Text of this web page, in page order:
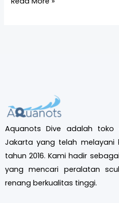
Aquanots Dive adalah
Jakarta yang telah melayani
tahun 2016. Kami hadir
yang mencari peralatan
renang berkualitas tinggi.